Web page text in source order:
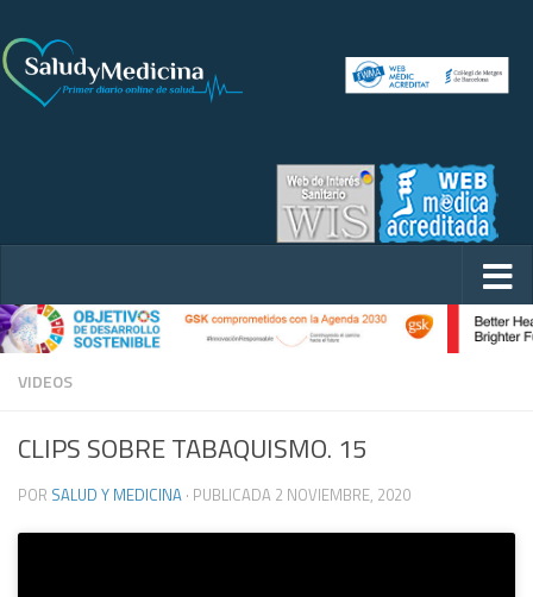
VIDEOS
CLIPS SOBRE TABAQUISMO. 15
POR SALUD Y MEDICINA · PUBLICADA 2 NOVIEMBRE, 2020